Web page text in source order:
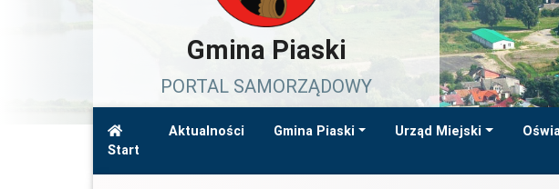
Gmina Piaski
PORTAL SAMORZĄDOWY
Start
Aktualności Gmina Piaski Urząd Miejski